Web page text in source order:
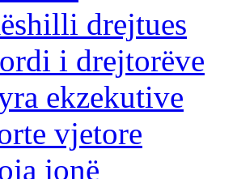
drejtues
i drejtorëve
ekzekutive
vjetore
jonë